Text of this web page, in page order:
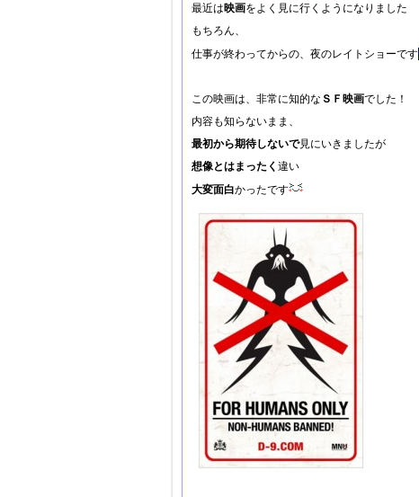
最近は映画をよく見に行くようになりました
もちろん、
仕事が終わってからの、夜のレイトショーです
この映画は、非常に知的な ＳＦ映画でした！
内容も知らないまま、
最初から期待しないで見にいきましたが
想像とはまったく 違い
大変面白かったです